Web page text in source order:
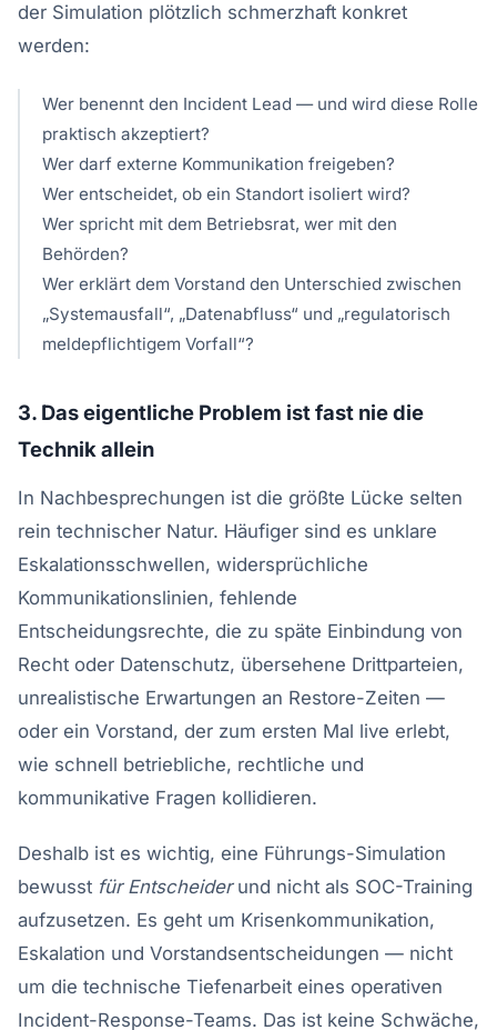
der Simulation plötzlich schmerzhaft konkret
werden:
Wer benennt den Incident Lead — und wird diese Rolle
praktisch akzeptiert?
Wer darf externe Kommunikation freigeben?
Wer entscheidet, ob ein Standort isoliert wird?
Wer spricht mit dem Betriebsrat, wer mit den
Behörden?
Wer erklärt dem Vorstand den Unterschied zwischen
„Systemausfall“, „Datenabfluss“ und „regulatorisch
meldepflichtigem Vorfall“?
3. Das eigentliche Problem ist fast nie die
Technik allein
In Nachbesprechungen ist die größte Lücke selten
rein technischer Natur. Häufiger sind es unklare
Eskalationsschwellen, widersprüchliche
Kommunikationslinien, fehlende
Entscheidungsrechte, die zu späte Einbindung von
Recht oder Datenschutz, übersehene Drittparteien,
unrealistische Erwartungen an Restore-Zeiten —
oder ein Vorstand, der zum ersten Mal live erlebt,
wie schnell betriebliche, rechtliche und
kommunikative Fragen kollidieren.
Deshalb ist es wichtig, eine Führungs-Simulation
bewusst für Entscheiderund nicht als SOC-Training
aufzusetzen. Es geht um Krisenkommunikation,
Eskalation und Vorstandsentscheidungen — nicht
um die technische Tiefenarbeit eines operativen
Incident-Response-Teams. Das ist keine Schwäche,